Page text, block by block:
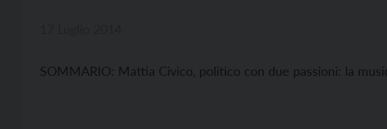
SOMMARIO: Mattia Civico, politico con due passioni: la